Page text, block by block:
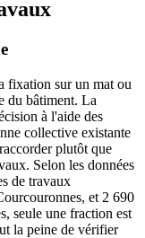
fixation sur un mat ou
du bâtiment. La
à l'aide des
collective existante
plutôt que
Selon les données
de travaux
et 2 690
seule une fraction est
la peine de vérifier